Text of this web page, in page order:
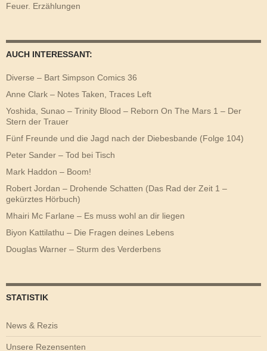
Feuer. Erzählungen
AUCH INTERESSANT:
Diverse – Bart Simpson Comics 36
Anne Clark – Notes Taken, Traces Left
Yoshida, Sunao – Trinity Blood – Reborn On The Mars 1 – Der
Stern der Trauer
Fünf Freunde und die Jagd nach der Diebesbande (Folge 104)
Peter Sander – Tod bei Tisch
Mark Haddon – Boom!
Robert Jordan – Drohende Schatten (Das Rad der Zeit 1 –
gekürztes Hörbuch)
Mhairi Mc Farlane – Es muss wohl an dir liegen
Biyon Kattilathu – Die Fragen deines Lebens
Douglas Warner – Sturm des Verderbens
STATISTIK
News & Rezis
Unsere Rezensenten